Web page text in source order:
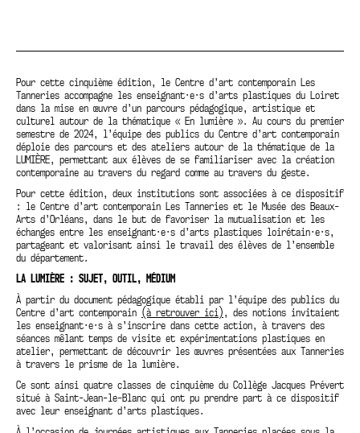
Pour cette cinquième édition, le Centre d’art contemporain Les
Tanneries accompagne les enseignant·e·s d’arts plastiques du Loiret
dans la mise en œuvre d’un parcours pédagogique, artistique et
culturel autour de la thématique « En lumière ». Au cours du premier
semestre de 2024, l’équipe des publics du Centre d’art contemporain
déploie des parcours et des ateliers autour de la thématique de la
contemporaine au travers du regard comme au travers du geste.
Pour cette édition, deux institutions sont associées à ce dispositif
: le Centre d’art contemporain Les Tanneries et le Musée des Beaux-
Arts d’Orléans, dans le but de favoriser la mutualisation et les
échanges entre les enseignant·e·s d’arts plastiques loirétain·e·s,
partageant et valorisant ainsi le travail des élèves de l’ensemble
du département.
LA LUMIÈRE : SUJET, OUTIL, MÉDIUM
À partir du document pédagogique établi par l’équipe des publics du
Centre d’art contemporain(à retrouver ici), des notions invitaient
les enseignant·e·s à s’inscrire dans cette action, à travers des
séances mêlant temps de visite et expérimentations plastiques en
à travers le prisme de la lumière.
Ce sont ainsi quatre classes de cinquième du Collège Jacques Prévert
situé à Saint-Jean-le-Blanc qui ont pu prendre part à ce dispositif